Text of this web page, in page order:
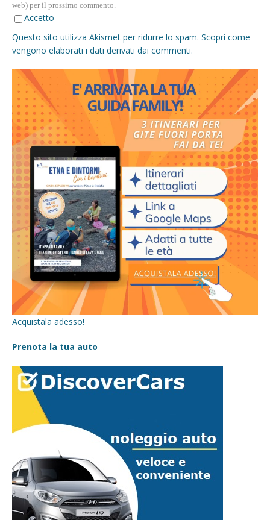
web) per il prossimo commento.
Accetto
Questo sito utilizza Akismet per ridurre lo spam. Scopri come
vengono elaborati i dati derivati dai commenti.
Acquistala adesso!
Prenota la tua auto